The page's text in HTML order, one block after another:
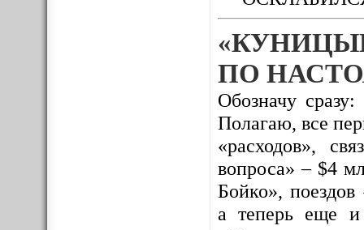
ПО
Обозначу
Полагаю, все
«расходов»,
вопроса» – $4
Бойко»,
а теперь еще и